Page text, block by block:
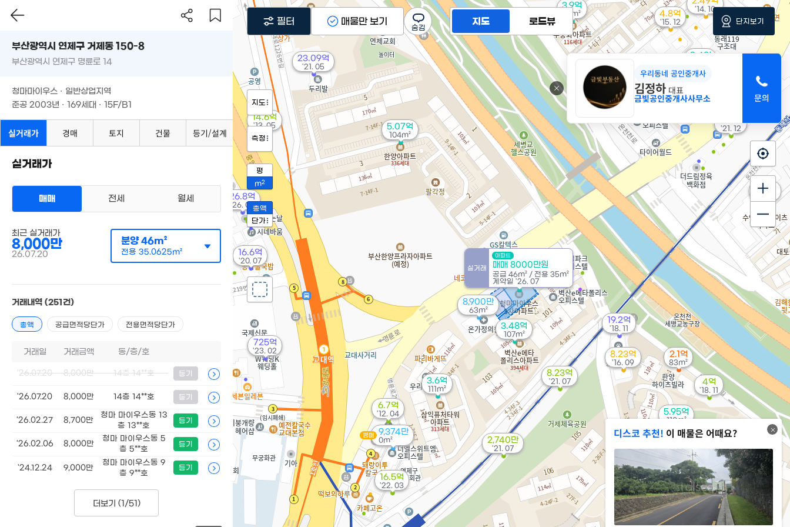
3.48억
107m²
9,374만
0m²
경매
3.1억
104m²
실거래
아파트
매매 8000만원
공급 46m² / 전용 35m²
계약일 '26. 07
월 30만
26m²
26.8억
'26. 07
5.1억
111m²
5.95억
110m²
5.07억
104m²
3.6억
111m²
3.9억
91m²
2.4억
5,900만
44m²
8,900만
63m²
725억
'23. 02
16.5억
'22. 03
'21. 12
2.1억
83m²
2,740만
'21. 07
8.23억
'21. 07
23.09억
'21. 05
16.6억
'20. 07
19.2억
'18. 11
4억
'18. 11
6,550만
8.23억
'16. 09
4.8억
'15. 12
'14. 10
14.6억
'13. 05
6.7억
'12. 04
디스코 추천! 이 매물은 어때요?
우리동네 공인중개사
김정하 대표
금빛공인중개사사무소
지도 로드뷰
지도
측정
평
m2
총액
단가
필터 매물만 보기 단지보기
부산광역시 연제구 거제동 150-8
부산광역시 연제구 명륜로 14
청마마이우스 · 일반상업지역
준공 2003년 · 169세대 · 15F/B1
실거래가 경매 토지 건물 등기/설계
실거래가
매매 전세 월세
최근 실거래가
8,000만
26.07.20
분양46m²
전용 35.0625m²
거래내역 (251건)
총액 공급면적당단가 전용면적당단가
거래일 거래금액 동/층/호
'26.07.20 8,000만 14층 14**호 등기
'26.07.20 8,000만 14층 14**호 등기
'26.02.27 8,700만
청마 마이우스동 13
층 13**호
등기
'26.02.06 8,000만
청마 마이우스동 5
층 5**호
등기
'24.12.24 9,000만
청마 마이우스동 9
층 9**호
등기
더보기 (1/51 )